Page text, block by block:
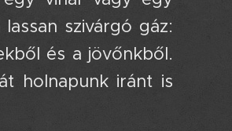
szivárgó gáz:
és a jövőnkből.
holnapunk iránt is